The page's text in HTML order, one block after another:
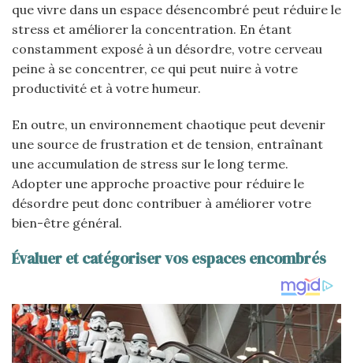
que vivre dans un espace désencombré peut réduire le
stress et améliorer la concentration. En étant
constamment exposé à un désordre, votre cerveau
peine à se concentrer, ce qui peut nuire à votre
productivité et à votre humeur.
En outre, un environnement chaotique peut devenir
une source de frustration et de tension, entraînant
une accumulation de stress sur le long terme.
Adopter une approche proactive pour réduire le
désordre peut donc contribuer à améliorer votre
bien-être général.
Évaluer et catégoriser vos espaces encombrés